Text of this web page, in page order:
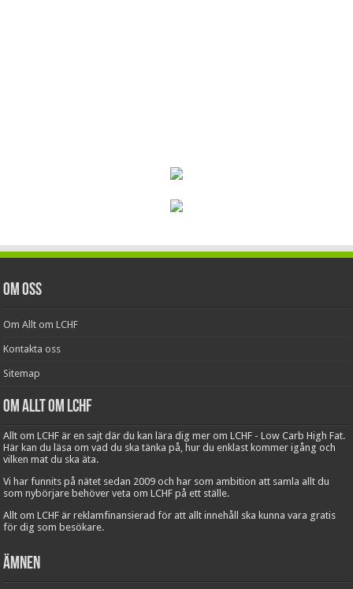
Om oss
Om Allt om LCHF
Kontakta oss
Sitemap
Om Allt om LCHF
Allt om LCHF är en sajt där du kan lära dig mer om LCHF - Low Carb High Fat.
Här kan du läsa om vad du ska tänka på, hur du enklast kommer igång och
vilken mat du ska äta.
Vi har funnits på nätet sedan 2009 och har som ambition att samla allt du
som nybörjare behöver veta om LCHF på ett ställe.
Allt om LCHF är reklamfinansierad för att allt innehåll ska kunna vara gratis
för dig som besökare.
Ämnen